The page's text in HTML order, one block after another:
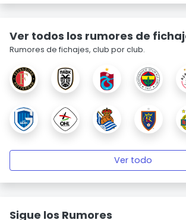
Ver todos los rumores de
Rumores de fichajes, club por club.
Ver todo
Sigue los Rumores